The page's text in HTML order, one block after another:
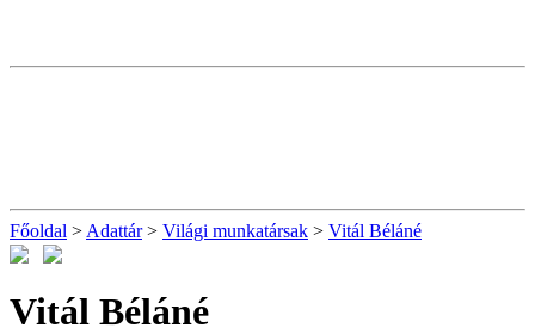
Főoldal > Adattár> Világi munkatársak > Vitál Béláné
Vitál Béláné